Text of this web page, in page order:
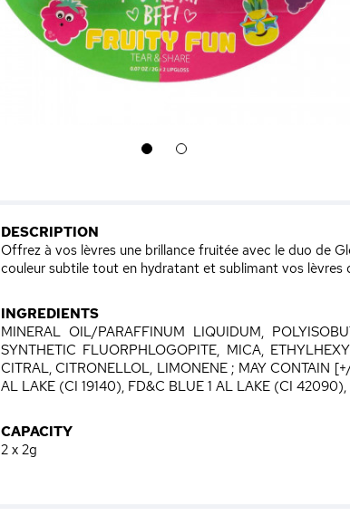
1 2
DESCRIPTION
Offrez à vos lèvres une brillance fruitée avec le duo de
couleur subtile tout en hydratant et sublimant vos
INGREDIENTS
MINERAL OIL/PARAFFINUM LIQUIDUM,
SYNTHETIC FLUORPHLOGOPITE, MICA,
CITRAL, CITRONELLOL, LIMONENE ; MAY CONTAIN
AL LAKE (CI 19140), FD&C BLUE 1 AL LAKE (CI
CAPACITY
2 x 2g